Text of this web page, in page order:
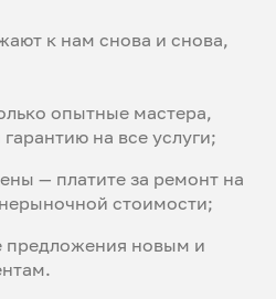
к нам снова и снова,
опытные мастера,
на все услуги;
— платите за ремонт на
стоимости;
предложения новым и